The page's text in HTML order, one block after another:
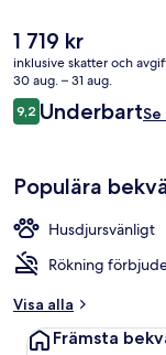
Det
nuvarande
priset
är
1 719 kr
1 719 kr
inklusive skatter och
30 aug. – 31 aug.
Recensioner
9,29,2 av 10,
UnderbartSe
Populära
Husdjursvänligt
Rökning
Visa alla
Främsta